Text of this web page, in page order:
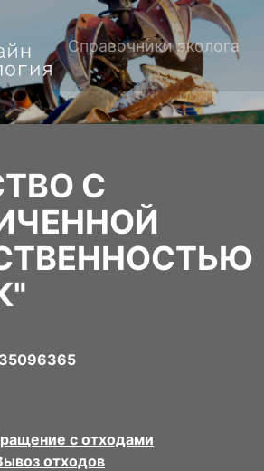
Справочники эколога
С
с отходами
отходов